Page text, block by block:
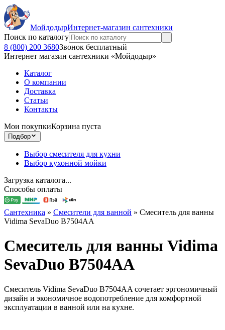
МойдодырИнтернет-магазин сантехники
Поиск по каталогу
8 (800) 200 3680Звонок бесплатный
Интернет магазин сантехники «Мойдодыр»
Каталог
О компании
Доставка
Статьи
Контакты
Мои покупкиКорзина пуста
Подбор
Выбор смесителя для кухни
Выбор кухонной мойки
Загрузка каталога...
Способы оплаты
Сантехника » Смесители для ванной » Смеситель для ванны
Vidima SevaDuo B7504AA
Смеситель для ванны Vidima
SevaDuo B7504AA
Смеситель Vidima SevaDuo B7504AA сочетает эргономичный
дизайн и экономичное водопотребление для комфортной
эксплуатации в ванной или на кухне.